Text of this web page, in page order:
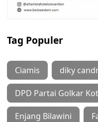
Tag Populer
Ciamis diky
DPD Partai Golkar
Enjang Bilawini